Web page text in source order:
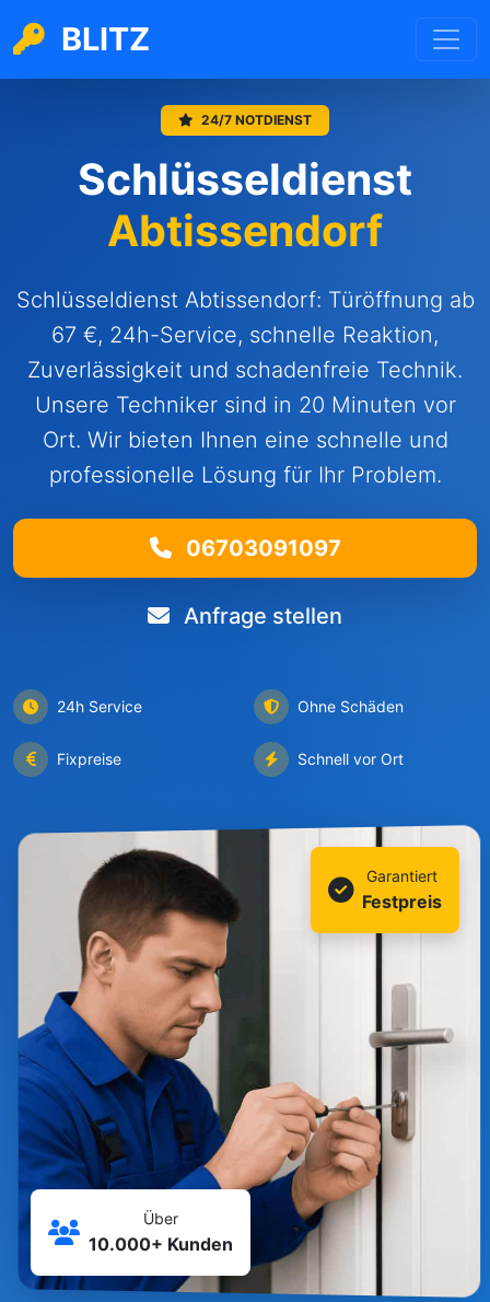
BLITZ
24/7 NOTDIENST
Schlüsseldienst
Abtissendorf
Schlüsseldienst Abtissendorf: Türöffnung ab
67 €, 24h-Service, schnelle Reaktion,
Zuverlässigkeit und schadenfreie Technik.
Unsere Techniker sind in 20 Minuten vor
Ort. Wir bieten Ihnen eine schnelle und
professionelle Lösung für Ihr Problem.
06703091097
Anfrage stellen
24h Service Ohne Schäden
Fixpreise Schnell vor Ort
Garantiert
Festpreis
Über
10.000+ Kunden